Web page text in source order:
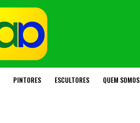
PINTORES ESCULTORES QUEM SOMOS